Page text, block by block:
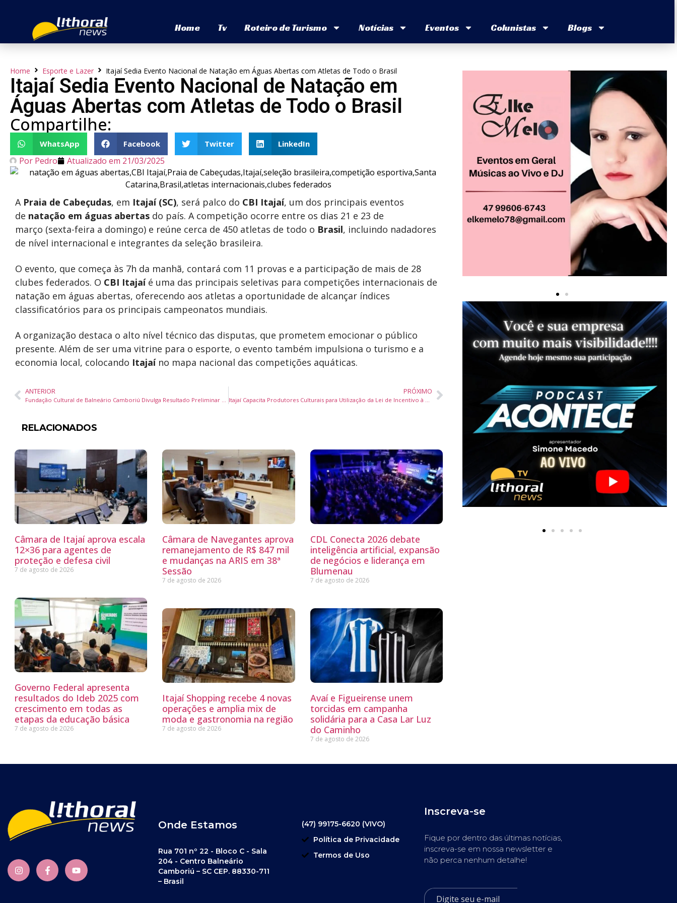
Home Tv Roteiro de Turismo Notícias Eventos Colunistas Blogs
Home Esporte e Lazer Itajaí Sedia Evento Nacional de Natação em Águas Abertas com Atletas de Todo o Brasil
Itajaí Sedia Evento Nacional de Natação em
Águas Abertas com Atletas de Todo o Brasil
Compartilhe:
WhatsApp Facebook Twitter LinkedIn
Por Pedro Atualizado em 21/03/2025
A Praia de Cabeçudas, em Itajaí (SC), será palco do CBI Itajaí, um dos principais eventos
de natação em águas abertas do país. A competição ocorre entre os dias 21 e 23 de
março (sexta-feira a domingo) e reúne cerca de 450 atletas de todo o Brasil, incluindo nadadores
de nível internacional e integrantes da seleção brasileira.
O evento, que começa às 7h da manhã, contará com 11 provas e a participação de mais de 28
clubes federados. O CBI Itajaíé uma das principais seletivas para competições internacionais de
natação em águas abertas, oferecendo aos atletas a oportunidade de alcançar índices
classificatórios para os principais campeonatos mundiais.
A organização destaca o alto nível técnico das disputas, que prometem emocionar o público
presente. Além de ser uma vitrine para o esporte, o evento também impulsiona o turismo e a
economia local, colocando Itajaíno mapa nacional das competições aquáticas.
ANTERIOR PRÓXIMO
RELACIONADOS
Câmara de Itajaí aprova escala
12×36 para agentes de
proteção e defesa civil
7 de agosto de 2026
Câmara de Navegantes aprova
remanejamento de R$ 847 mil
e mudanças na ARIS em 38ª
Sessão
7 de agosto de 2026
CDL Conecta 2026 debate
inteligência artificial, expansão
de negócios e liderança em
Blumenau
7 de agosto de 2026
Governo Federal apresenta
resultados do Ideb 2025 com
crescimento em todas as
etapas da educação básica
7 de agosto de 2026
Itajaí Shopping recebe 4 novas
operações e amplia mix de
moda e gastronomia na região
7 de agosto de 2026
Avaí e Figueirense unem
torcidas em campanha
solidária para a Casa Lar Luz
do Caminho
7 de agosto de 2026
Onde Estamos
Rua 701 nº 22 - Bloco C - Sala
204 - Centro Balneário
Camboriú – SC CEP. 88330-711
– Brasil
(47) 99175-6620 (VIVO)
Política de Privacidade
Termos de Uso
Inscreva-se
Fique por dentro das últimas notícias,
inscreva-se em nossa newsletter e
não perca nenhum detalhe!